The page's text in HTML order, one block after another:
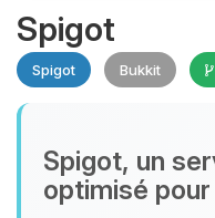
Spigot
Spigot Bukkit
Spigot, un
optimisé